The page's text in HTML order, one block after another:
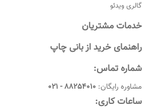
گالری ویدئو
خدمات مشتریان
پیگیری سفارشات
رویه های بازگرداندن کالا
شرایط و قوانین
راهنمای خرید از بانی چاپ
نحوه ثبت سفارش
نحوه ثبت نام
نحوه ارسال سفارشات
شماره تماس:
مشاوره رایگان: 88254010 - 021
ساعات کاری: